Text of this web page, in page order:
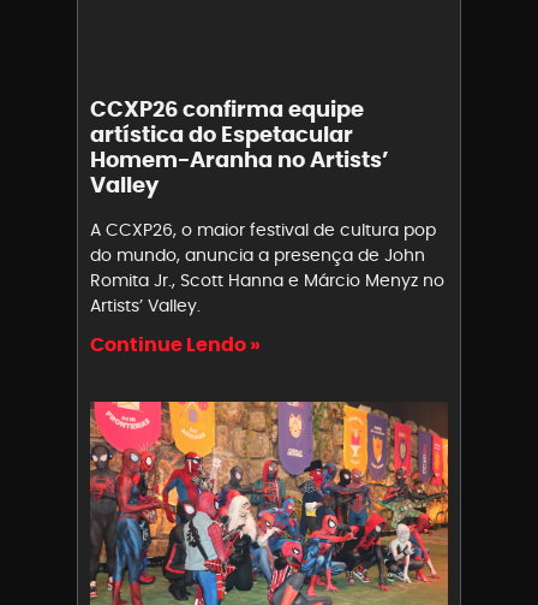
CCXP26 confirma equipe
artística do Espetacular
Homem-Aranha no Artists’
Valley
A CCXP26, o maior festival de cultura pop
do mundo, anuncia a presença de John
Romita Jr., Scott Hanna e Márcio Menyz no
Artists’ Valley.
Continue Lendo »